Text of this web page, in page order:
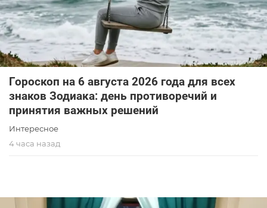
Гороскоп на 6 августа 2026 года для всех
знаков Зодиака: день противоречий и
принятия важных решений
Интересное
4 часа назад